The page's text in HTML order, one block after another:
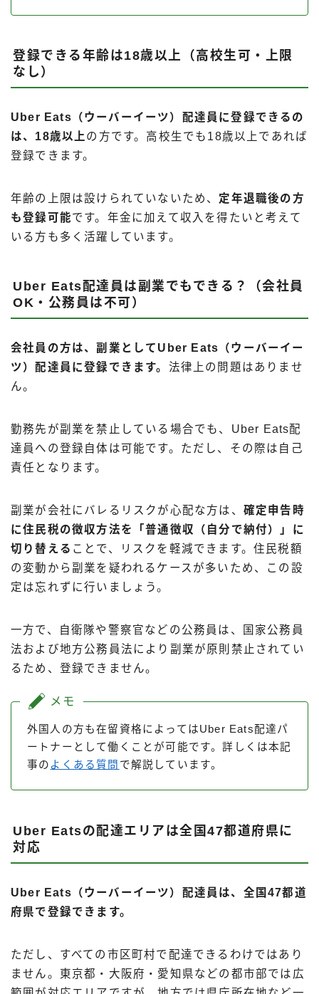
登録できる年齢は18歳以上（高校生可・上限
なし）
Uber Eats（ウーバーイーツ）配達員に登録できるの
は、18歳以上 の方です。高校生でも18歳以上であれば
登録できます。
年齢の上限は設けられていないため、 定年退職後の方
も登録可能です。年金に加えて収入を得たいと考えて
いる方も多く活躍しています。
Uber Eats配達員は副業でもできる？（会社員
OK・公務員は不可）
会社員の方は、副業としてUber Eats（ウーバーイー
ツ）配達員に登録できます。 法律上の問題はありませ
ん。
勤務先が副業を禁止している場合でも、Uber Eats配
達員への登録自体は可能です。ただし、その際は自己
責任となります。
副業が会社にバレるリスクが心配な方は、 確定申告時
に住民税の徴収方法を「普通徴収（自分で納付）」に
切り替える ことで、リスクを軽減できます。住民税額
の変動から副業を疑われるケースが多いため、この設
定は忘れずに行いましょう。
一方で、自衛隊や警察官などの公務員は、国家公務員
法および地方公務員法により副業が原則禁止されてい
るため、登録できません。
メモ
外国人の方も在留資格によってはUber Eats配達パ
ートナーとして働くことが可能です。詳しくは本記
事の よくある質問 で解説しています。
Uber Eatsの配達エリアは全国47都道府県に
対応
Uber Eats（ウーバーイーツ）配達員は、全国47都道
府県で登録できます。
ただし、すべての市区町村で配達できるわけではあり
ません。東京都・大阪府・愛知県などの都市部では広